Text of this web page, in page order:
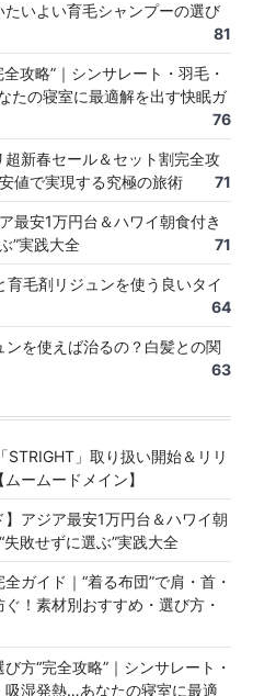
いよい育毛シャンプーの選び
81
攻略”｜シンサレート・羽毛・
たの寝室に最適解を出す快眠ガ
76
超新春セール＆セット割完全攻
値で実現する究極の旅術
71
最安1万円台＆ハワイ朝食付き
”実践大全
71
毛剤リジュンを使う良いタイ
64
を使えば治るの？白髪との関
63
」取り扱い開始＆リリ
ームードメイン】
】アジア最安1万円台＆ハワイ朝
敗せずに選ぶ”実践大全
ガイド｜“着る布団”で肩・首・
！素材別おすすめ・選び方・
方“完全攻略”｜シンサレート・
吸湿発熱…あなたの寝室に最適